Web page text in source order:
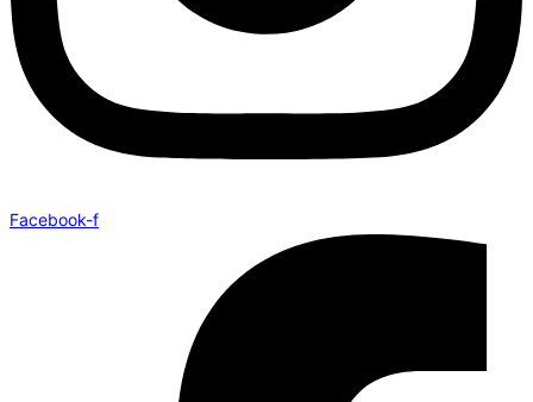
Facebook-f